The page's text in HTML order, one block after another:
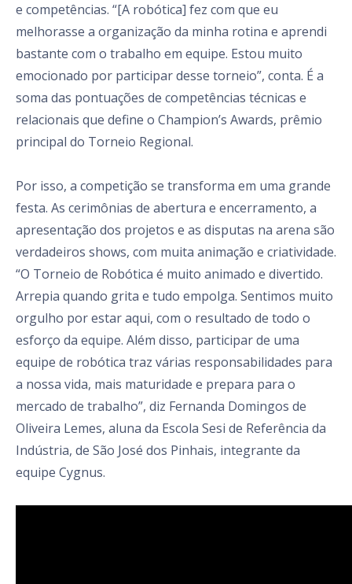
e competências. “[A robótica] fez com que eu
melhorasse a organização da minha rotina e aprendi
bastante com o trabalho em equipe. Estou muito
emocionado por participar desse torneio”, conta. É a
soma das pontuações de competências técnicas e
relacionais que define o Champion’s Awards, prêmio
principal do Torneio Regional.
Por isso, a competição se transforma em uma grande
festa. As cerimônias de abertura e encerramento, a
apresentação dos projetos e as disputas na arena são
verdadeiros shows, com muita animação e criatividade.
“O Torneio de Robótica é muito animado e divertido.
Arrepia quando grita e tudo empolga. Sentimos muito
orgulho por estar aqui, com o resultado de todo o
esforço da equipe. Além disso, participar de uma
equipe de robótica traz várias responsabilidades para
a nossa vida, mais maturidade e prepara para o
mercado de trabalho”, diz Fernanda Domingos de
Oliveira Lemes, aluna da Escola Sesi de Referência da
Indústria, de São José dos Pinhais, integrante da
equipe Cygnus.